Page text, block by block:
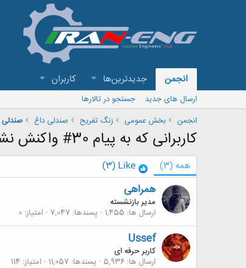
انجمن جدیدترین‌ها کاربران
ارسال های جدید
جستجو در تالارها
انجمن
بخش عمومی زنگ تفريح صندلی داغ
کاربرانی که به پیام 30# واکنش نشان داده اند
همه (3)
Like
(3)
همراهی
مدیر بازنشسته
ارسال ها 1,455 پسندها 7,047 امتیاز 0
Ussef
کاربر حرفه ای
ارسال ها 5,936 پسندها 11,057 امتیاز 114